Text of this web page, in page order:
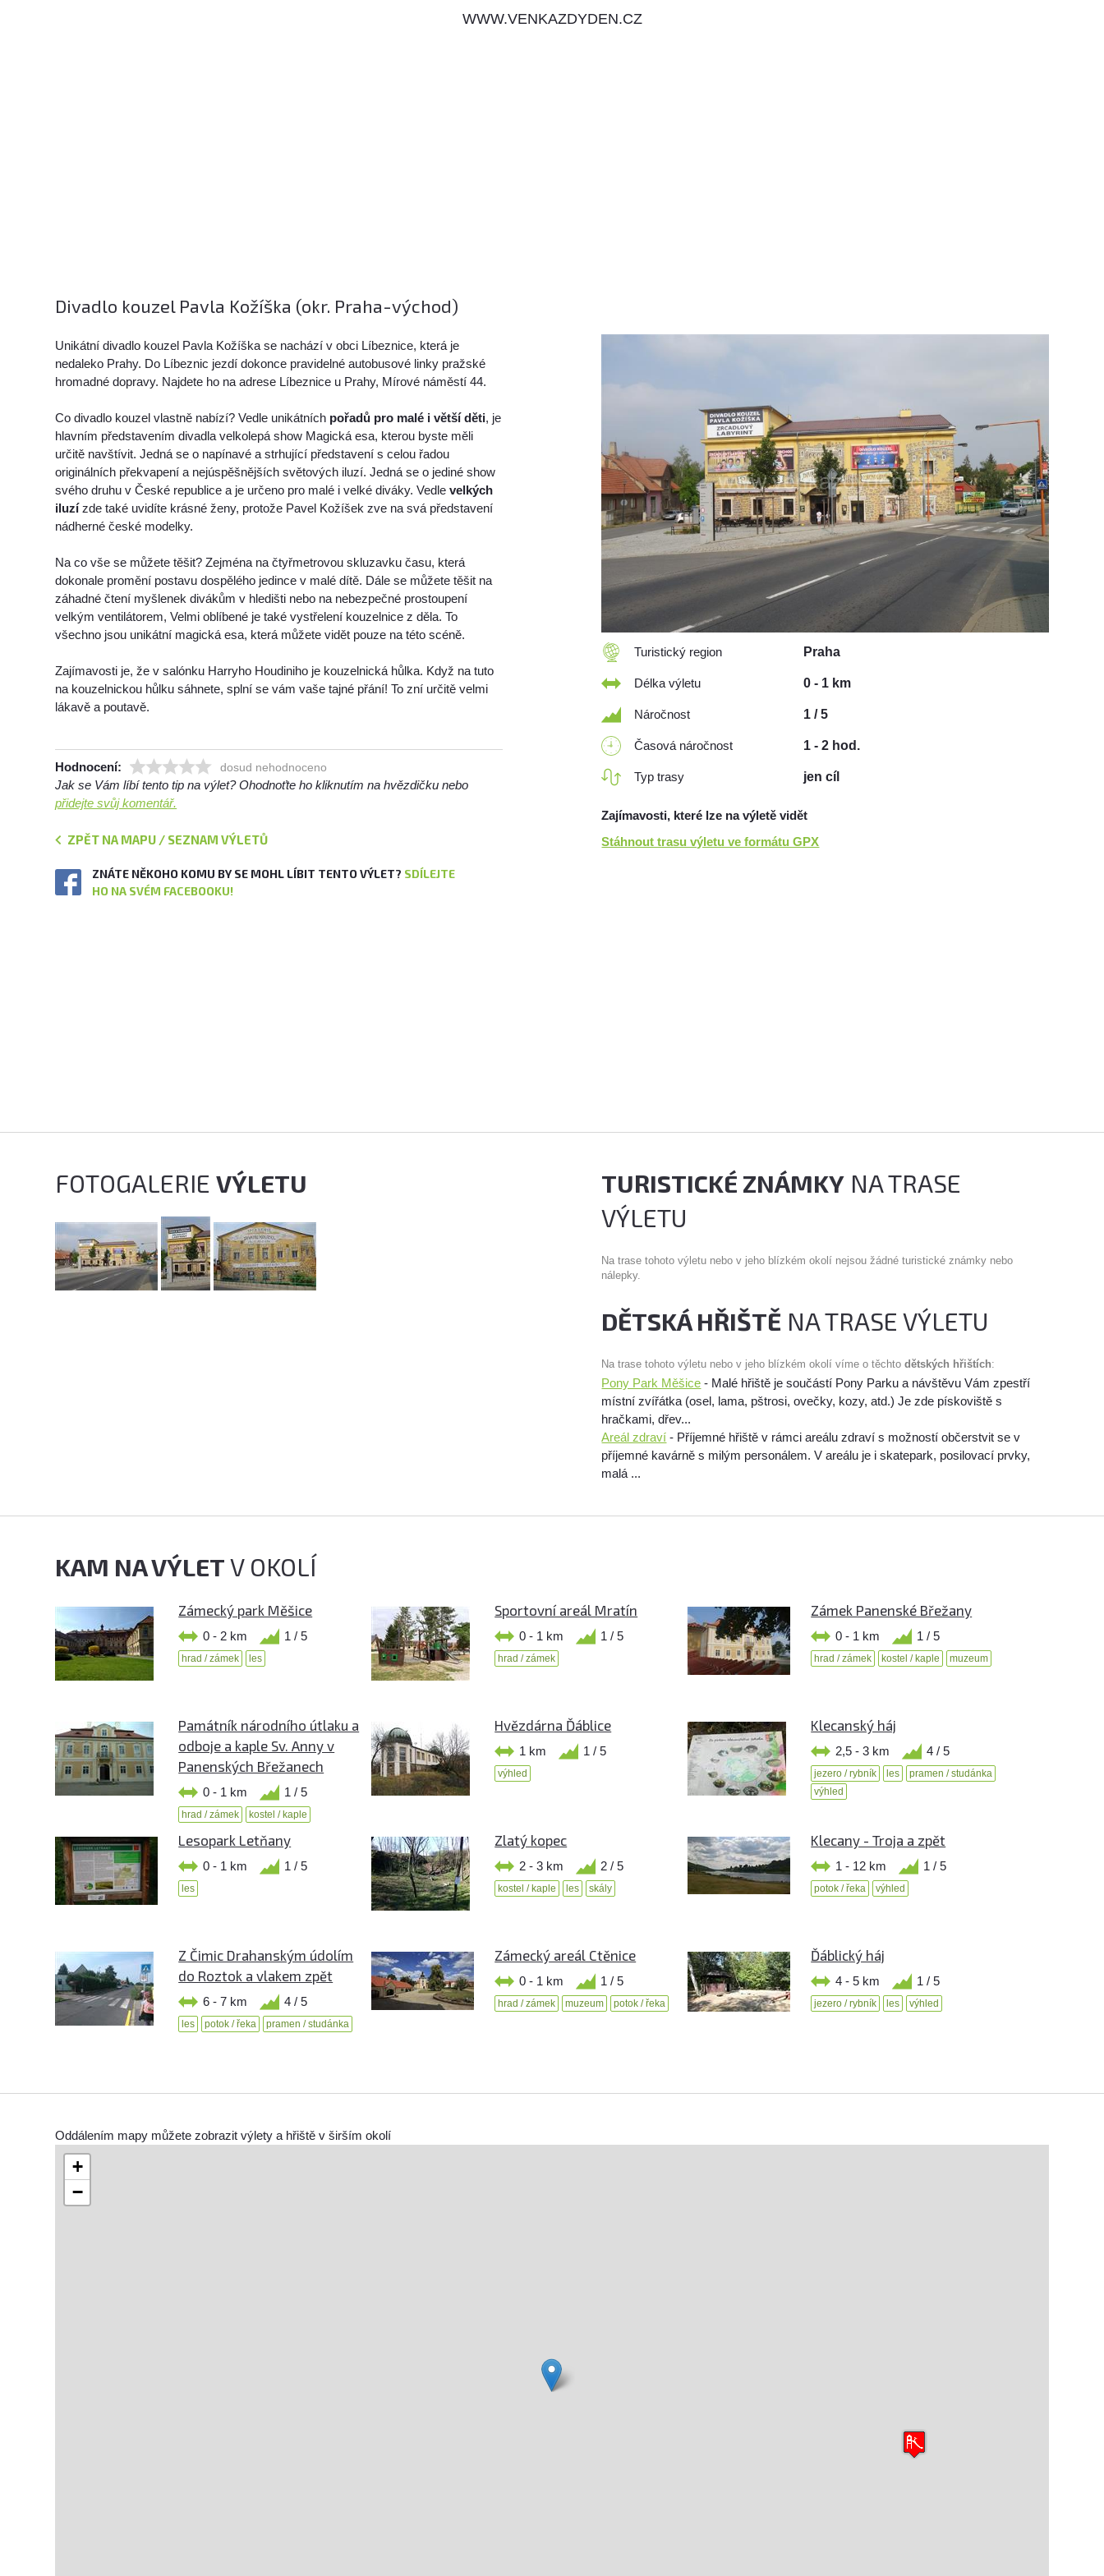
WWW.VENKAZDYDEN.CZ
Divadlo kouzel Pavla Kožíška (okr. Praha-východ)
Unikátní divadlo kouzel Pavla Kožíška se nachází v obci Líbeznice, která je
nedaleko Prahy. Do Líbeznic jezdí dokonce pravidelné autobusové linky pražské
hromadné dopravy. Najdete ho na adrese Líbeznice u Prahy, Mírové náměstí 44.
Co divadlo kouzel vlastně nabízí? Vedle unikátních pořadů pro malé i větší děti, je
hlavním představením divadla velkolepá show Magická esa, kterou byste měli
určitě navštívit. Jedná se o napínavé a strhující představení s celou řadou
originálních překvapení a nejúspěšnějších světových iluzí. Jedná se o jediné show
svého druhu v České republice a je určeno pro malé i velké diváky. Vedlevelkých
iluzízde také uvidíte krásné ženy, protože Pavel Kožíšek zve na svá představení
nádherné české modelky.
Na co vše se můžete těšit? Zejména na čtyřmetrovou skluzavku času, která
dokonale promění postavu dospělého jedince v malé dítě. Dále se můžete těšit na
záhadné čtení myšlenek divákům v hledišti nebo na nebezpečné prostoupení
velkým ventilátorem, Velmi oblíbené je také vystřelení kouzelnice z děla. To
všechno jsou unikátní magická esa, která můžete vidět pouze na této scéně.
Zajímavosti je, že v salónku Harryho Houdiniho je kouzelnická hůlka. Když na tuto
na kouzelnickou hůlku sáhnete, splní se vám vaše tajné přání! To zní určitě velmi
lákavě a poutavě.
Hodnocení: dosud nehodnoceno
Jak se Vám líbí tento tip na výlet? Ohodnoťte ho kliknutím na hvězdičku nebo
přidejte svůj komentář.
ZPĚT NA MAPU / SEZNAM VÝLETŮ
ZNÁTE NĚKOHO KOMU BY SE MOHL LÍBIT TENTO VÝLET? SDÍLEJTE
HO NA SVÉM FACEBOOKU!
Turistický region Praha
Délka výletu 0 - 1 km
Náročnost 1 / 5
Časová náročnost 1 - 2 hod.
Typ trasy jen cíl
Zajímavosti, které lze na výletě vidět
Stáhnout trasu výletu ve formátu GPX
FOTOGALERIEVÝLETU TURISTICKÉ ZNÁMKY NA TRASE
VÝLETU
Na trase tohoto výletu nebo v jeho blízkém okolí nejsou žádné turistické známky nebo
nálepky.
DĚTSKÁ HŘIŠTĚ NA TRASE VÝLETU
Na trase tohoto výletu nebo v jeho blízkém okolí víme o těchtodětských hřištích:
Pony Park Měšice - Malé hřiště je součástí Pony Parku a návštěvu Vám zpestří
místní zvířátka (osel, lama, pštrosi, ovečky, kozy, atd.) Je zde pískoviště s
hračkami, dřev...
Areál zdraví - Příjemné hřiště v rámci areálu zdraví s možností občerstvit se v
příjemné kavárně s milým personálem. V areálu je i skatepark, posilovací prvky,
malá ...
KAM NA VÝLETV OKOLÍ
Zámecký park Měšice
0 - 2 km 1 / 5
hrad / zámek les
Sportovní areál Mratín
0 - 1 km 1 / 5
hrad / zámek
Zámek Panenské Břežany
0 - 1 km 1 / 5
hrad / zámek kostel / kaple muzeum
Památník národního útlaku a
odboje a kaple Sv. Anny v
Panenských Břežanech
0 - 1 km 1 / 5
hrad / zámek kostel / kaple
Hvězdárna Ďáblice
1 km 1 / 5
výhled
Klecanský háj
2,5 - 3 km 4 / 5
jezero / rybník les
pramen / studánka
výhled
Lesopark Letňany
0 - 1 km 1 / 5
les
Zlatý kopec
2 - 3 km 2 / 5
kostel / kaple les skály
Klecany - Troja a zpět
1 - 12 km 1 / 5
potok / řeka výhled
Z Čimic Drahanským údolím
do Roztok a vlakem zpět
6 - 7 km 4 / 5
les potok / řeka pramen / studánka
Zámecký areál Ctěnice
0 - 1 km 1 / 5
hrad / zámek muzeum potok / řeka
Ďáblický háj
4 - 5 km 1 / 5
jezero / rybník les výhled
Oddálením mapy můžete zobrazit výlety a hřiště v širším okolí
+
−